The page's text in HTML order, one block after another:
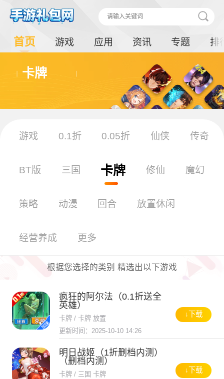
首页 游戏 应用 资讯 专题 排
卡牌
游戏 0.1折 0.05折 仙侠 传奇
BT版 三国 卡牌 修仙 魔幻
策略 动漫 回合 放置休闲
经营养成 更多
根据您选择的类别 精选出以下游戏
疯狂的阿尔法（0.1折送全
英雄）
卡牌 / 卡牌 放置
更新时间：2025-10-10 14:26
↓下载
明日战姬（1折删档内测）
（删档内测）
卡牌 / 三国 卡牌
↓下载